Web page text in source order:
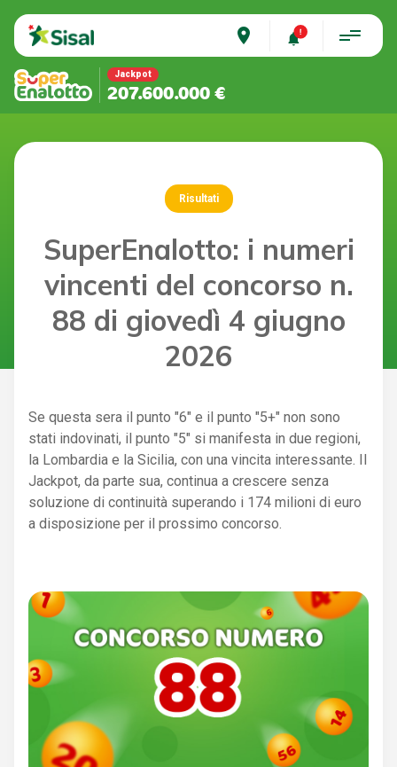
place
Jackpot
207.600.000 €
Risultati
SuperEnalotto: i numeri
vincenti del concorso n.
88 di giovedì 4 giugno
2026
Se questa sera il punto "6" e il punto "5+" non sono
stati indovinati, il punto "5" si manifesta in due regioni,
la Lombardia e la Sicilia, con una vincita interessante. Il
Jackpot, da parte sua, continua a crescere senza
soluzione di continuità superando i 174 milioni di euro
a disposizione per il prossimo concorso.